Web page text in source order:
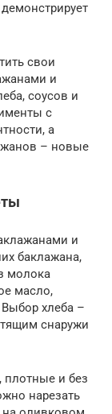
свои
и
соусов и
с
а
– новые
и
баклажана,
молока
масло,
хлеба –
снаружи
и без
нарезать